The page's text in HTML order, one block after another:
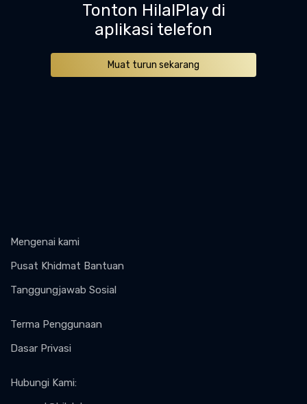
Tonton HilalPlay di
aplikasi telefon
Muat turun sekarang
Mengenai kami
Pusat Khidmat Bantuan
Tanggungjawab Sosial
Terma Penggunaan
Dasar Privasi
Hubungi Kami: